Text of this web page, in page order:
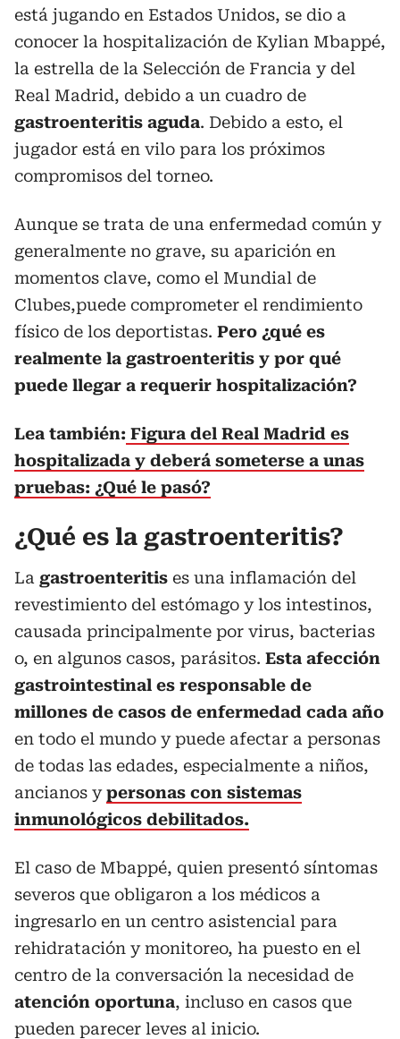
está jugando en Estados Unidos, se dio a
conocer la hospitalización de Kylian Mbappé,
la estrella de la Selección de Francia y del
Real Madrid, debido a un cuadro de
gastroenteritis aguda. Debido a esto, el
jugador está en vilo para los próximos
compromisos del torneo.
Aunque se trata de una enfermedad común y
generalmente no grave, su aparición en
momentos clave, como el Mundial de
Clubes,puede comprometer el rendimiento
físico de los deportistas. Pero ¿qué es
realmente la gastroenteritis y por qué
puede llegar a requerir hospitalización?
Lea también: Figura del Real Madrid es
hospitalizada y deberá someterse a unas
pruebas: ¿Qué le pasó?
¿Qué es la gastroenteritis?
La gastroenteritis es una inflamación del
revestimiento del estómago y los intestinos,
causada principalmente por virus, bacterias
o, en algunos casos, parásitos. Esta afección
gastrointestinal es responsable de
millones de casos de enfermedad cada año
en todo el mundo y puede afectar a personas
de todas las edades, especialmente a niños,
ancianos ypersonas con sistemas
inmunológicos debilitados.
El caso de Mbappé, quien presentó síntomas
severos que obligaron a los médicos a
ingresarlo en un centro asistencial para
rehidratación y monitoreo, ha puesto en el
centro de la conversación la necesidad de
atención oportuna, incluso en casos que
pueden parecer leves al inicio.